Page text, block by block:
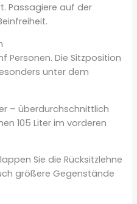
Passagiere auf der
Personen. Die Sitzposition
unter dem
– überdurchschnittlich
105 Liter im vorderen
Sie die Rücksitzlehne
größere Gegenstände